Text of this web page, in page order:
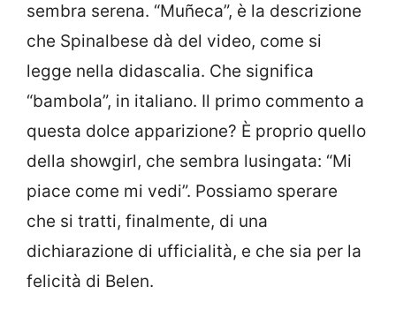
sembra serena. “Muñeca”, è la descrizione
che Spinalbese dà del video, come si
legge nella didascalia. Che significa
“bambola”, in italiano. Il primo commento a
questa dolce apparizione? È proprio quello
della showgirl, che sembra lusingata: “Mi
piace come mi vedi”. Possiamo sperare
che si tratti, finalmente, di una
dichiarazione di ufficialità, e che sia per la
felicità di Belen.